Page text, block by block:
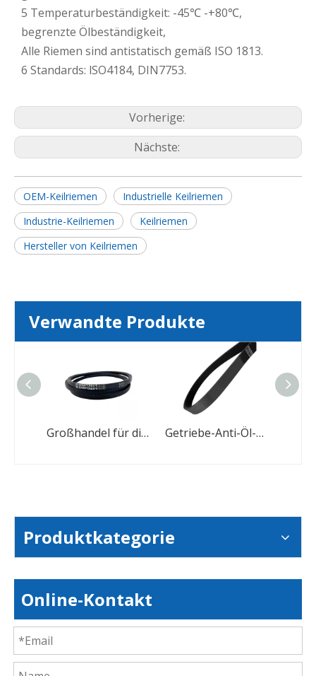
5 Temperaturbeständigkeit: -45℃ -+80℃,
begrenzte Ölbeständigkeit,
Alle Riemen sind antistatisch gemäß ISO 1813.
6 Standards: lSO4184, DIN7753.
Vorherige:
Nächste:
OEM-Keilriemen
Industrielle Keilriemen
Industrie-Keilriemen
Keilriemen
Hersteller von Keilriemen
Verwandte Produkte
Großhandel für die Antriebsriemenindustrie mit Keilriemen Getriebe-Anti-Öl-Antriebs-Polygummi-PK-Keilriemen
Produktkategorie
Online-Kontakt